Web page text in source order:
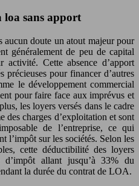
loa sans apport
aucun doute un atout majeur pour
généralement de peu de capital
activité. Cette absence d’apport
précieuses pour financer d’autres
le développement commercial
pour faire face aux imprévus et
les loyers versés dans le cadre
des charges d’exploitation et sont
de l’entreprise, ce qui
l’impôt sur les sociétés. Selon les
cette déductibilité des loyers
d’impôt allant jusqu’à 33% du
la durée du contrat de LOA.